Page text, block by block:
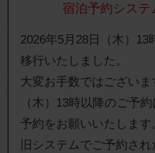
宿泊予約シス
2026年5月28日（木）
移行いたしました。
大変お手数ではございま
（木）13時以降のご予
予約をお願いいたします
旧システムでご予約さ